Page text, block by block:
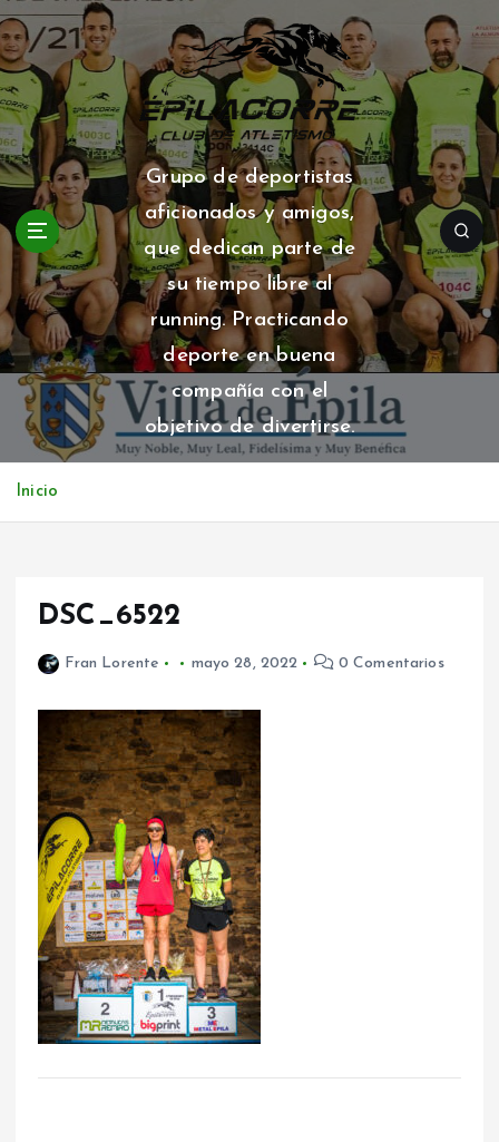
S
a
l
t
a
r
a
l
e
n
i
Grupo de deportistas
aficionados y amigos,
que dedican parte de
su tiempo libre al
running. Practicando
deporte en buena
compañía con el
objetivo de divertirse.
Inicio
DSC_6522
Fran Lorente mayo 28, 2022 0 Comentarios